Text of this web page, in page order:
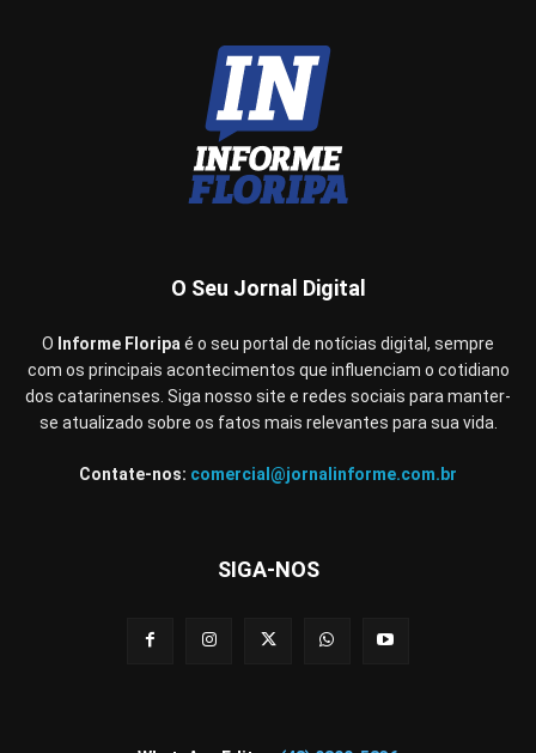
O Seu Jornal Digital
O Informe Floripaé o seu portal de notícias digital, sempre
com os principais acontecimentos que influenciam o cotidiano
dos catarinenses. Siga nosso site e redes sociais para manter-
se atualizado sobre os fatos mais relevantes para sua vida.
Contate-nos: comercial@jornalinforme.com.br
SIGA-NOS